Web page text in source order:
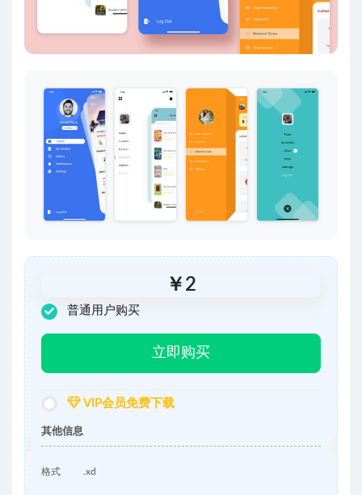
￥ 2
普通用户购买
立即购买
VIP会员免费下载
其他信息
格式 .xd